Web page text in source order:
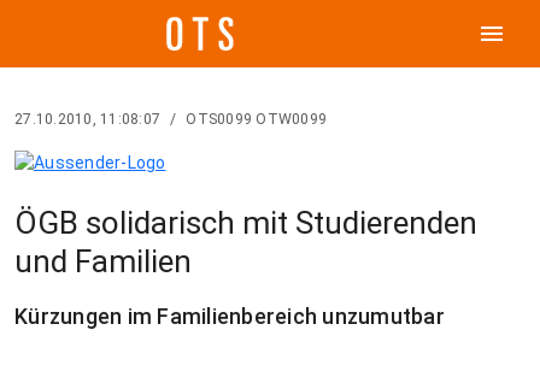
menu
27.10.2010, 11:08:07 / OTS0099 OTW0099
ÖGB solidarisch mit Studierenden
und Familien
Kürzungen im Familienbereich unzumutbar